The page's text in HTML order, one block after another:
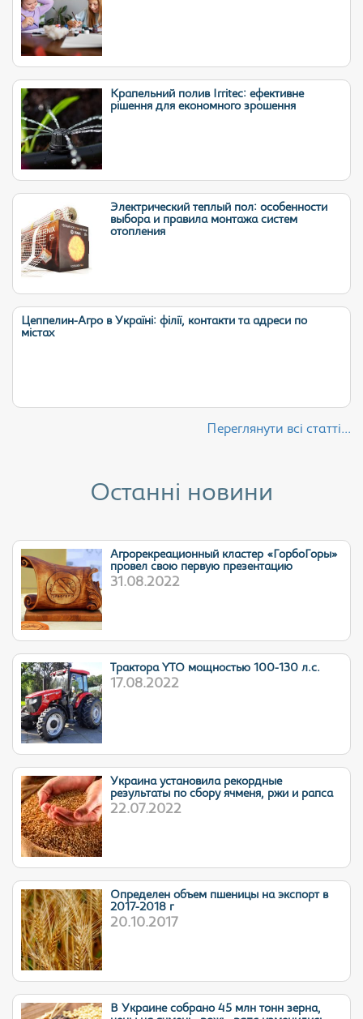
Крапельний полив Irritec: ефективне
рішення для економного зрошення
Электрический теплый пол: особенности
выбора и правила монтажа систем
отопления
Цеппелин-Агро в Україні: філії, контакти та адреси по
містах
Переглянути всі статті...
Останні новини
Агрорекреационный кластер «ГорбоГоры»
провел свою первую презентацию
31.08.2022
Трактора YTO мощностью 100-130 л.с.
17.08.2022
Украина установила рекордные
результаты по сбору ячменя, ржи и рапса
22.07.2022
Определен объем пшеницы на экспорт в
2017-2018 г
20.10.2017
В Украине собрано 45 млн тонн зерна,